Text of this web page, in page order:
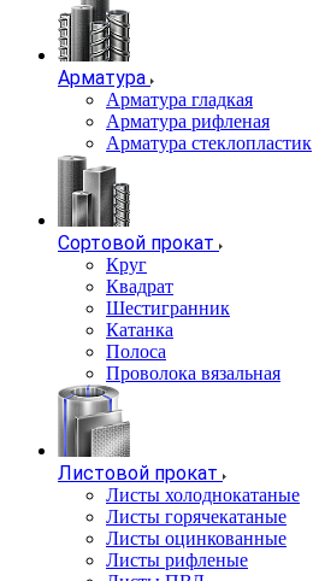
Арматура
Арматура гладкая
Арматура рифленая
Арматура стеклопластик
Сортовой прокат
Круг
Квадрат
Шестигранник
Катанка
Полоса
Проволока вязальная
Листовой прокат
Листы холоднокатаные
Листы горячекатаные
Листы оцинкованные
Листы рифленые